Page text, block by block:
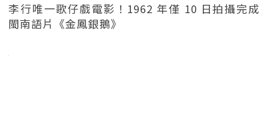
李行唯一歌仔戲電影！1962 年僅 10 日拍攝完成
閩南語片《金鳳銀鵝》